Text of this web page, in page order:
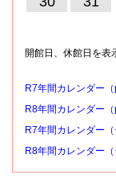
開館日、休館日を表
R7年間カレンダー（
R8年間カレンダー（
R7年間カレンダー（
R8年間カレンダー（